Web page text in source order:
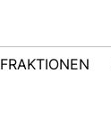
FRAKTIONEN